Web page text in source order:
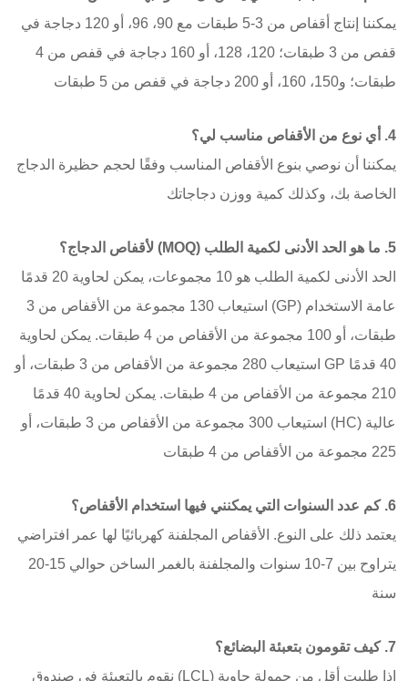
يمكننا إنتاج أقفاص من 3-5 طبقات مع 90، 96، أو 120 دجاجة في
قفص من 3 طبقات؛ 120، 128، أو 160 دجاجة في قفص من 4
طبقات؛ و150، 160، أو 200 دجاجة في قفص من 5 طبقات
4. أي نوع من الأقفاص مناسب لي؟
يمكننا أن نوصي بنوع الأقفاص المناسب وفقًا لحجم حظيرة الدجاج
الخاصة بك، وكذلك كمية ووزن دجاجاتك
5. ما هو الحد الأدنى لكمية الطلب (MOQ) لأقفاص الدجاج؟
الحد الأدنى لكمية الطلب هو 10 مجموعات، يمكن لحاوية 20 قدمًا
عامة الاستخدام (GP) استيعاب 130 مجموعة من الأقفاص من 3
طبقات، أو 100 مجموعة من الأقفاص من 4 طبقات. يمكن لحاوية
40 قدمًا GP استيعاب 280 مجموعة من الأقفاص من 3 طبقات، أو
210 مجموعة من الأقفاص من 4 طبقات. يمكن لحاوية 40 قدمًا
عالية (HC) استيعاب 300 مجموعة من الأقفاص من 3 طبقات، أو
225 مجموعة من الأقفاص من 4 طبقات
6. كم عدد السنوات التي يمكنني فيها استخدام الأقفاص؟
يعتمد ذلك على النوع. الأقفاص المجلفنة كهربائيًا لها عمر افتراضي
يتراوح بين 7-10 سنوات والمجلفنة بالغمر الساخن حوالي 15-20
سنة
7. كيف تقومون بتعبئة البضائع؟
إذا طلبت أقل من حمولة حاوية (LCL) نقوم بالتعبئة في صندوق